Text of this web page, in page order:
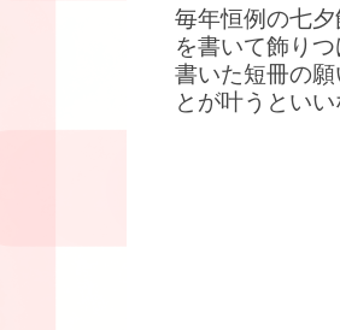
毎年恒例の七
を書いて飾り
書いた短冊の
とが叶うといい